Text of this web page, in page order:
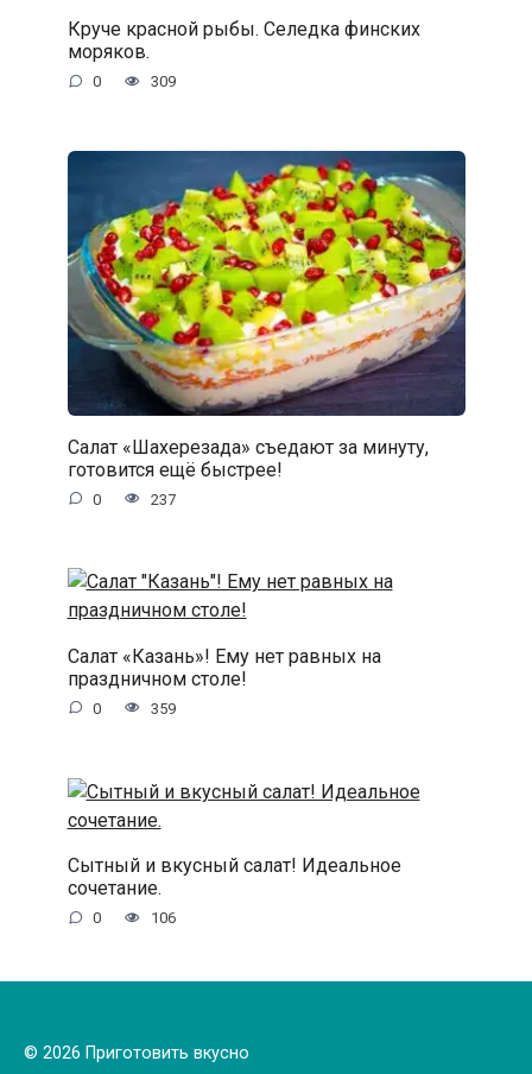
Круче красной рыбы. Селедка финских
моряков.
0 309
Салат «Шахерезада» съедают за минуту,
готовится ещё быстрее!
0 237
Салат «Казань»! Ему нет равных на
праздничном столе!
0 359
Сытный и вкусный салат! Идеальное
сочетание.
0 106
© 2026 Приготовить вкусно